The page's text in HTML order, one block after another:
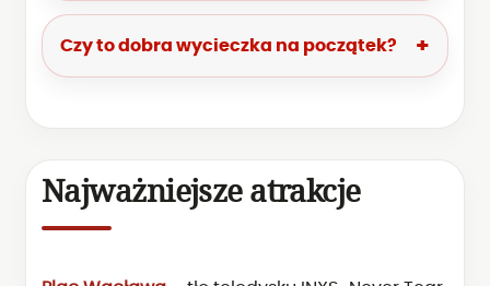
Czy to dobra wycieczka na początek?
Najważniejsze atrakcje